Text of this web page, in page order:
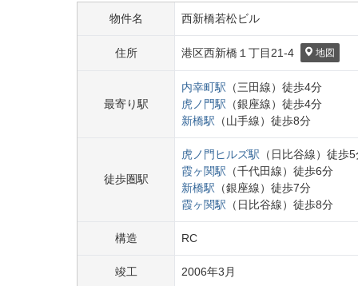
物件名 西新橋若松ビル
住所 港区西新橋１丁目 21-4 地図
最寄り駅
内幸町駅 （三田線） 徒歩4分
虎ノ門駅 （銀座線） 徒歩4分
新橋駅 （山手線） 徒歩8分
徒歩圏駅
虎ノ門ヒルズ駅 （ 日比谷線） 徒歩5
霞ヶ関駅 （千代田線） 徒歩6分
新橋駅 （銀座線） 徒歩7分
霞ヶ関駅 （ 日比谷線） 徒歩8分
構造 RC
竣工 2006年3 月